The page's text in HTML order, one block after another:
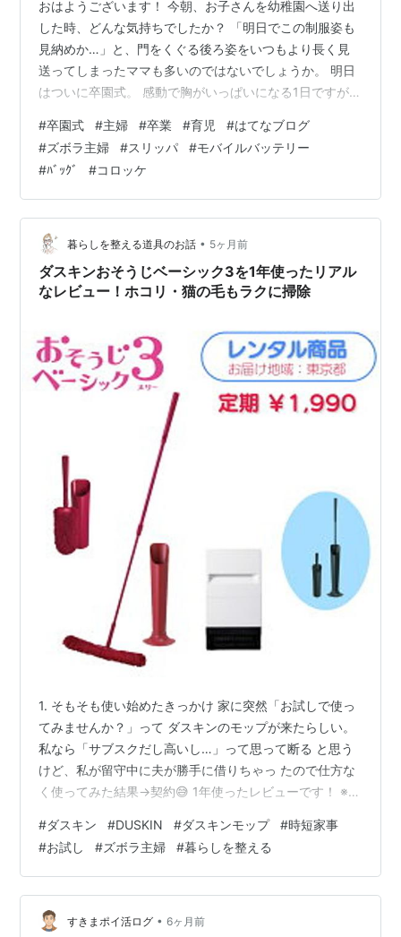
おはようございます！ 今朝、お子さんを幼稚園へ送り出
した時、どんな気持ちでしたか？ 「明日でこの制服姿も
見納めか…」と、門をくぐる後ろ姿をいつもより長く見
送ってしまったママも多いのではないでしょうか。 明日
はついに卒園式。 感動で胸がいっぱいになる1日ですが、
です。 今日は、私が先輩ママから教わった、明日を
100%感動に集中させるための最終チェックリストをお届
けします。 1. 意外と盲点！「携帯スリッパ」の履き心地
式典の間、ずっと履いているのが携帯スリッパです。
100円ショップのものも便利ですが、底が薄いと体育館の
冷えがダイレクトに伝わって…
#卒園式 #主婦 #卒業 #育児 #はてなブログ
#ズボラ主婦 #スリッパ #モバイルバッテリー
#ﾊﾞｯｸﾞ #コロッケ
暮らしを整える道具のお話 • 5ヶ月前
ダスキンおそうじベーシック3を1年使ったリアル
なレビュー！ホコリ・猫の毛もラクに掃除
1. そもそも使い始めたきっかけ 家に突然「お試しで使っ
てみませんか？」って ダスキンのモップが来たらしい。
私なら「サブスクだし高いし…」って思って断る と思う
けど、私が留守中に夫が勝手に借りちゃっ たので仕方な
く使ってみた結果→契約😅 1年使ったレビューです！ ※実
↑私が使ってる3点セットはコレ 私はグレーにしました
こんなスタンドもついてきました ハンディモップは壁に
ピンで取り付けてます 4. 毎月の交換も無理なく 値段は
2,190円／4週間ごと （※執筆時点の楽天価格）。 私のは
少し古いクリーナーでしたが、ホコリの取 りやすさは変
#ダスキン #DUSKIN #ダスキンモップ #時短家事
#お試し #ズボラ主婦 #暮らしを整える
すきまポイ活ログ • 6ヶ月前